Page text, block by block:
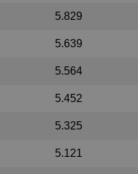
5.829
5.639
5.564
5.452
5.325
5.121